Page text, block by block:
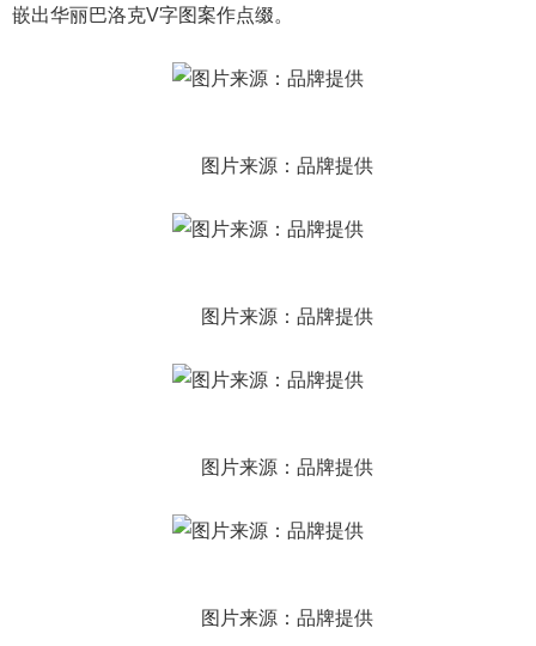
嵌出华丽巴洛克V字图案作点缀。
图片来源：品牌提供
图片来源：品牌提供
图片来源：品牌提供
图片来源：品牌提供